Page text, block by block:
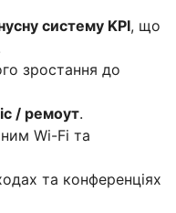
систему KPI, що
зростання до
/ ремоут.
Wi-Fi та
та конференціях